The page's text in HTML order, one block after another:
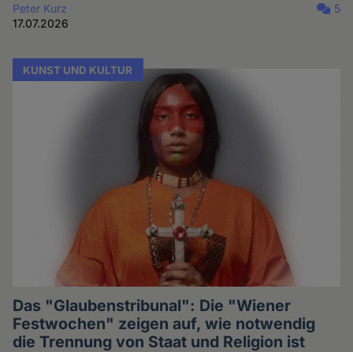
Peter Kurz
17.07.2026
5
KUNST UND KULTUR
Das "Glaubenstribunal": Die "Wiener
Festwochen" zeigen auf, wie notwendig
die Trennung von Staat und Religion ist